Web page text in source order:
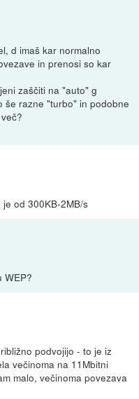
d imaš kar normalno
in prenosi so kar
zaščiti na "auto" g
še razne "turbo" in podobne
od 300KB-2MB/s
WEP?
podvojijo - to je iz
večinoma na 11Mbitni
malo, večinoma povezava